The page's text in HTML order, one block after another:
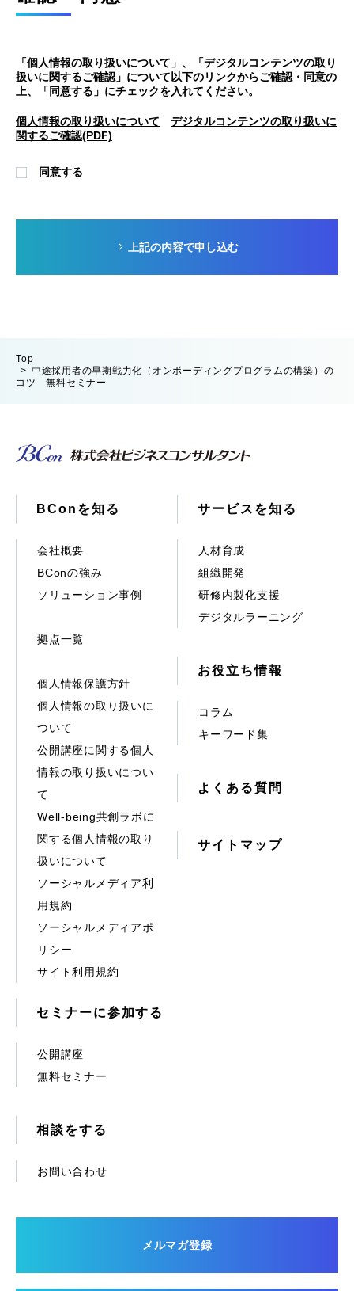
「個人情報の取り扱いについて」、「デジタルコンテンツの取り
扱いに関するご確認」について以下のリンクからご確認・同意の
上、「同意する」にチェックを入れてください。
個人情報の取り扱いについて
デジタルコンテンツの取り扱いに
関するご確認(PDF)
同意する
上記の内容で申し込む
Top
中途採用者の早期戦力化（オンボーディングプログラムの構築）の
コツ 無料セミナー
BConを知る
会社概要
BConの強み
ソリューション事例
拠点一覧
個人情報保護方針
個人情報の取り扱いに
ついて
公開講座に関する個人
情報の取り扱いについ
て
Well-being共創ラボに
関する個人情報の取り
扱いについて
ソーシャルメディア利
用規約
ソーシャルメディアポ
リシー
サイト利用規約
サービスを知る
人材育成
組織開発
研修内製化支援
デジタルラーニング
お役立ち情報
コラム
キーワード集
よくある質問
サイトマップ
セミナーに参加する
公開講座
無料セミナー
相談をする
お問い合わせ
メルマガ登録